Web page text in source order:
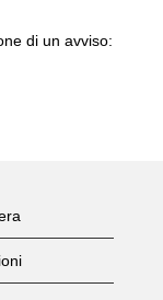
di un avviso: